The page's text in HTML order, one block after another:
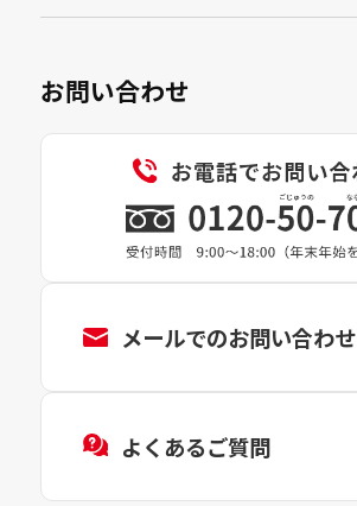
お問い合わせ
メールでのお問い合わせ
よくあるご質問